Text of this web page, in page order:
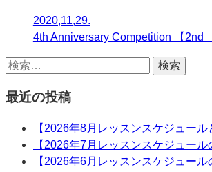
2020,11,29.
4th Anniversary Competition 【2nd
最近の投稿
【2026年8月レッスンスケジュール
【2026年7月レッスンスケジュール
【2026年6月レッスンスケジュール